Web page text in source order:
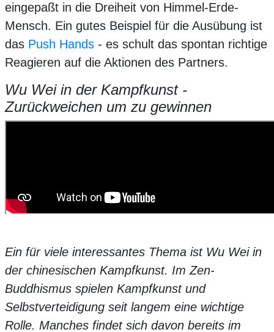
eingepaßt in die Dreiheit von Himmel-Erde-
Mensch. Ein gutes Beispiel für die Ausübung ist
das Push Hands - es schult das spontan richtige
Reagieren auf die Aktionen des Partners.
Wu Wei in der Kampfkunst -
Zurückweichen um zu gewinnen
Ein für viele interessantes Thema ist Wu Wei in
der chinesischen Kampfkunst. Im Zen-
Buddhismus spielen Kampfkunst und
Selbstverteidigung seit langem eine wichtige
Rolle. Manches findet sich davon bereits im